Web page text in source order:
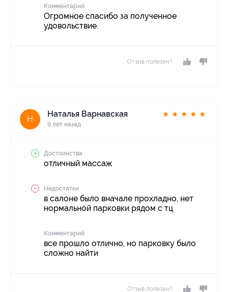
Комментарий
Огромное спасибо за полученное
удовольствие.
Отзыв полезен?
Н
Наталья Варнавская
9 лет назад
★ ★ ★ ★ ★
Достоинства
отличный массаж
Недостатки
в салоне было вначале прохладно, нет
нормальной парковки рядом с тц
Комментарий
все прошло отлично, но парковку было
сложно найти
Отзыв полезен?